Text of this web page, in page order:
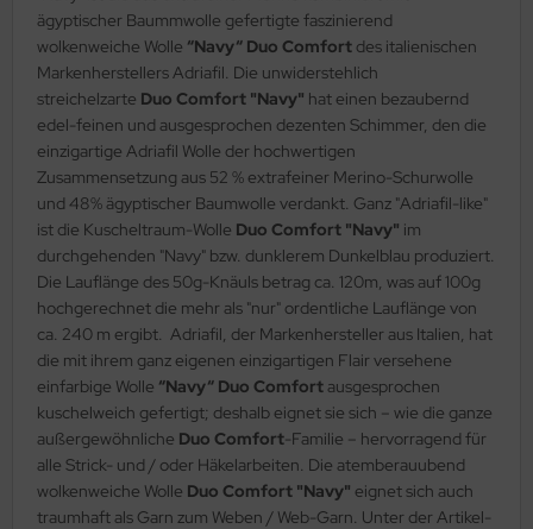
ägyptischer Baummwolle gefertigte faszinierend
wolkenweiche Wolle “Navy“ Duo Comfort des italienischen
Markenherstellers Adriafil. Die unwiderstehlich
streichelzarte Duo Comfort "Navy" hat einen bezaubernd
edel-feinen und ausgesprochen dezenten Schimmer, den die
einzigartige Adriafil Wolle der hochwertigen
Zusammensetzung aus 52 % extrafeiner Merino-Schurwolle
und 48% ägyptischer Baumwolle verdankt. Ganz "Adriafil-like"
ist die Kuscheltraum-Wolle Duo Comfort "Navy" im
durchgehenden "Navy" bzw. dunklerem Dunkelblau produziert.
Die Lauflänge des 50g-Knäuls betrag ca. 120m, was auf 100g
hochgerechnet die mehr als "nur" ordentliche Lauflänge von
ca. 240 m ergibt. Adriafil, der Markenhersteller aus Italien, hat
die mit ihrem ganz eigenen einzigartigen Flair versehene
einfarbige Wolle “Navy“ Duo Comfort ausgesprochen
kuschelweich gefertigt; deshalb eignet sie sich – wie die ganze
außergewöhnliche Duo Comfort-Familie – hervorragend für
alle Strick- und / oder Häkelarbeiten. Die atemberauubend
wolkenweiche Wolle Duo Comfort "Navy" eignet sich auch
traumhaft als Garn zum Weben / Web-Garn. Unter der Artikel-